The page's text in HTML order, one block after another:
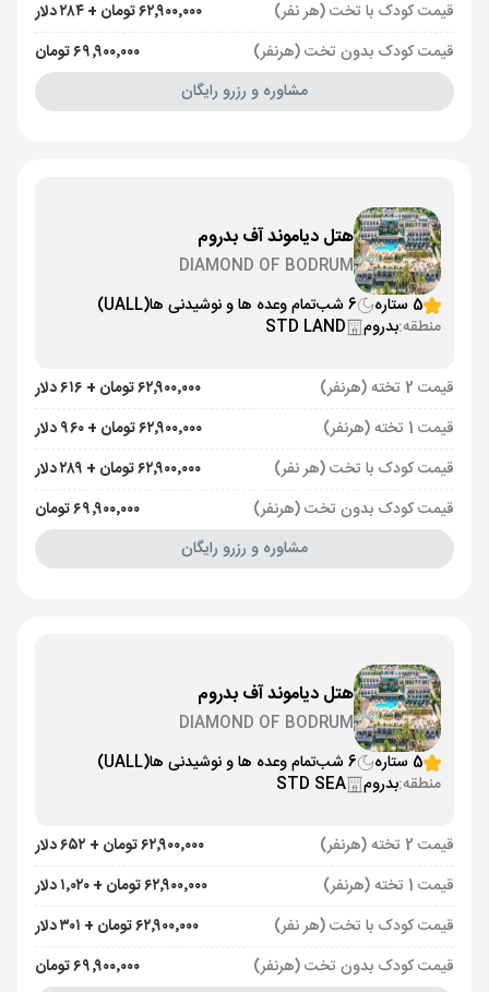
قیمت کودک با تخت (هر نفر)
۶۲٬۹۰۰٬۰۰۰ تومان + ۲۸۴ دلار
قیمت کودک بدون تخت (هرنفر)
۶۹٬۹۰۰٬۰۰۰ تومان
مشاوره و رزرو رایگان
هتل دیاموند آف بدروم
DIAMOND OF BODRUM
5 ستاره
6 شب تمام وعده ها و نوشیدنی ها(UALL)
منطقه:بدروم STD LAND
قیمت 2 تخته (هرنفر)
۶۲٬۹۰۰٬۰۰۰ تومان + ۶۱۶ دلار
قیمت 1 تخته (هرنفر)
۶۲٬۹۰۰٬۰۰۰ تومان + ۹۶۰ دلار
قیمت کودک با تخت (هر نفر)
۶۲٬۹۰۰٬۰۰۰ تومان + ۲۸۹ دلار
قیمت کودک بدون تخت (هرنفر)
۶۹٬۹۰۰٬۰۰۰ تومان
مشاوره و رزرو رایگان
هتل دیاموند آف بدروم
DIAMOND OF BODRUM
5 ستاره
6 شب تمام وعده ها و نوشیدنی ها(UALL)
منطقه:بدروم STD SEA
قیمت 2 تخته (هرنفر)
۶۲٬۹۰۰٬۰۰۰ تومان + ۶۵۲ دلار
قیمت 1 تخته (هرنفر)
۶۲٬۹۰۰٬۰۰۰ تومان + ۱٬۰۲۰ دلار
قیمت کودک با تخت (هر نفر)
۶۲٬۹۰۰٬۰۰۰ تومان + ۳۰۱ دلار
قیمت کودک بدون تخت (هرنفر)
۶۹٬۹۰۰٬۰۰۰ تومان